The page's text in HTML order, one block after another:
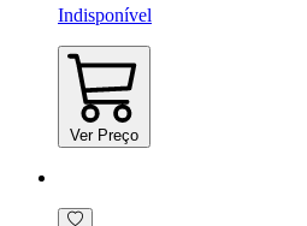
Indisponível
Ver Preço